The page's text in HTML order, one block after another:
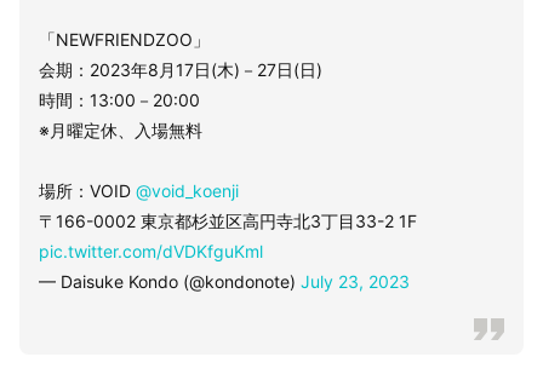
「NEWFRIENDZOO」
会期：2023年8月17日(木)－27日(日)
時間：13:00－20:00
※月曜定休、入場無料
場所：VOID @void_koenji
〒166-0002 東京都杉並区高円寺北3丁目33-2 1F
pic.twitter.com/dVDKfguKml
— Daisuke Kondo (@kondonote) July 23, 2023